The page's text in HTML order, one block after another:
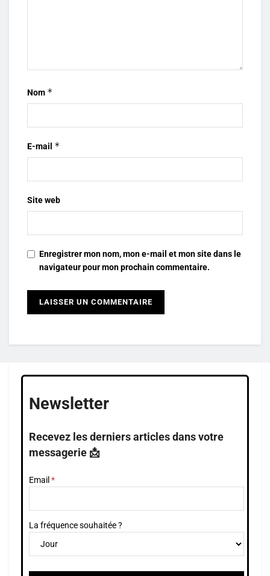
Nom *
E-mail *
Site web
Enregistrer mon nom, mon e-mail et mon site dans le
navigateur pour mon prochain commentaire.
Newsletter
Recevez les derniers articles dans votre
messagerie 📩
Email
La fréquence souhaitée ?